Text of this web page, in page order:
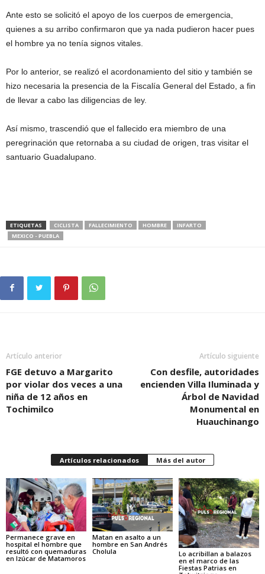
Ante esto se solicitó el apoyo de los cuerpos de emergencia,
quienes a su arribo confirmaron que ya nada pudieron hacer pues
el hombre ya no tenía signos vitales.
Por lo anterior, se realizó el acordonamiento del sitio y también se
hizo necesaria la presencia de la Fiscalía General del Estado, a fin
de llevar a cabo las diligencias de ley.
Así mismo, trascendió que el fallecido era miembro de una
peregrinación que retornaba a su ciudad de origen, tras visitar el
santuario Guadalupano.
ETIQUETAS CICLISTA FALLECIMIENTO HOMBRE
INFARTO
MEXICO - PUEBLA
Artículo anterior
FGE detuvo a Margarito
por violar dos veces a una
niña de 12 años en
Tochimilco
Artículo siguiente
Con desfile, autoridades
encienden Villa Iluminada y
Árbol de Navidad
Monumental en
Huauchinango
Artículos relacionados Más del autor
Permanece grave en
hospital el hombre que
resultó con quemaduras
en Izúcar de Matamoros
Matan en asalto a un
hombre en San Andrés
Cholula
Lo acribillan a balazos
en el marco de las
Fiestas Patrias en